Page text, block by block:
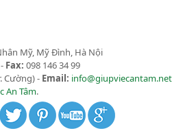
Mỹ, Mỹ Đình, Hà Nội
Fax: 098 146 34 99
Cường) - Email: info@giupviecantam.net
An Tâm.